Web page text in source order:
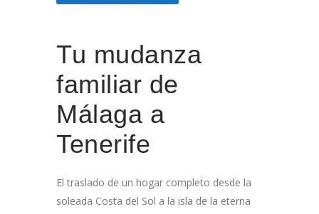
Tu mudanza
familiar de
Málaga a
Tenerife
El traslado de un hogar completo desde la
soleada Costa del Sol a la isla de la eterna